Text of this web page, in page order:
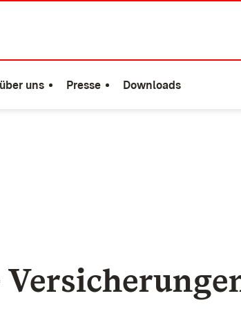
uns Presse Downloads